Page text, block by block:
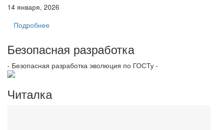
14 января, 2026
Подробнее
Безопасная разработка
- Безопасная разработка эволюция по ГОСТу -
Читалка